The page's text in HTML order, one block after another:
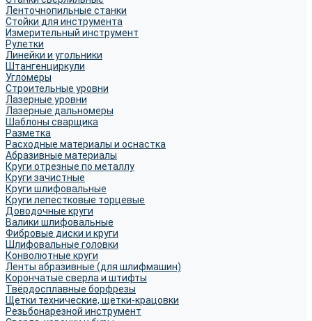
Ленточнопильные станки
Стойки для инструмента
Измерительный инструмент
Рулетки
Линейки и угольники
Штангенциркули
Угломеры
Строительные уровни
Лазерные уровни
Лазерные дальномеры
Шаблоны сварщика
Разметка
Расходные материалы и оснастка
Абразивные материалы
Круги отрезные по металлу
Круги зачистные
Круги шлифовальные
Круги лепестковые торцевые
Доводочные круги
Валики шлифовальные
Фибровые диски и круги
Шлифовальные головки
Конволютные круги
Ленты абразивные (для шлифмашин)
Корончатые сверла и штифты
Твёрдосплавные борфрезы
Щетки технические, щетки-крацовки
Резьбонарезной инструмент